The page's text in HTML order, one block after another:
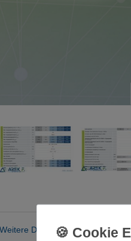
Weitere Details